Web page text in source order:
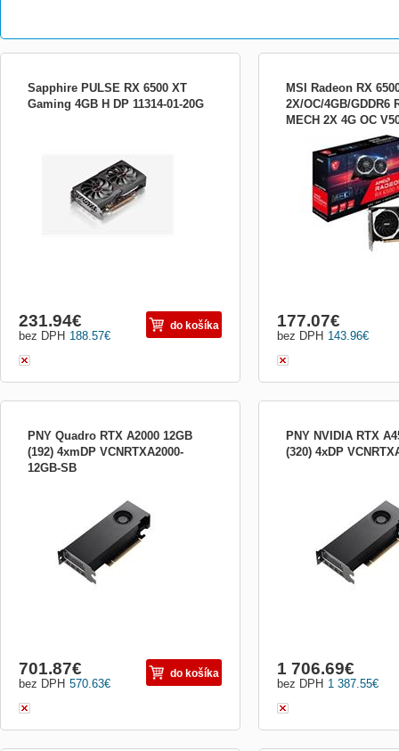
Sapphire PULSE RX 6500 XT
Gaming 4GB H DP 11314-01-20G
*Boost Clock: Up to 2825 MHz *Game
Clock: Up to 2685 MHz Frekvence paměti:
18 000 MHz Max. rozlišení: 7680×4320
Počet stream/CUDA procesorů: 10...
188.57€
bez DPH
231.94€ do košíka
MSI Radeon RX
2X/OC/4GB/GDDR6
MECH 2X 4G OC
Grafický čip: AMD
Paměť: 4 GB GDDR6
sběrnice: 64-bit
4.0 x4 DirectX: 12 Open
Frekvence jádra:
*Boost: 2825 MHz
000 MHz Max. rozlišení:
Počet...
143.96€
bez DPH
177.07€
PNY Quadro RTX A2000 12GB
(192) 4xmDP VCNRTXA2000-
12GB-SB
Rozhraní: PCI Express 4.0 x16 DirectX:
12.07 Open GL: 4.68 Max. rozlišení: 7680
x 4320 @ 60 Hz Max. počet displejů: 4
(max. 5K) Počet stream/CUDA procesorů:
3328 Chlazení: Akti...
570.63€
bez DPH
701.87€ do košíka
PNY NVIDIA RTX
(320) 4xDP
320-bit Rozhraní: PCI
DirectX: 12.0 Open GL:
7680 x 4320 @ 60 Hz
procesorů: 7168
DisplayPort: 4x
1 387.55€
bez DPH
1 706.69€